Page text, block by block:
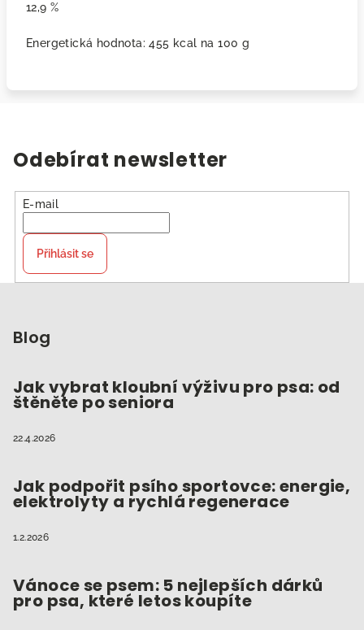
12,9 %
Energetická hodnota: 455 kcal na 100 g
Odebírat newsletter
E-mail
Přihlásit se
Blog
Jak vybrat kloubní výživu pro psa: od
štěněte po seniora
22.4.2026
Jak podpořit psího sportovce: energie,
elektrolyty a rychlá regenerace
1.2.2026
Vánoce se psem: 5 nejlepších dárků
pro psa, které letos koupíte